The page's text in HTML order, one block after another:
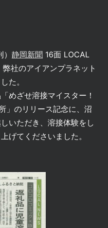
静岡新聞 16面 LOCAL
社のアイアンプラネット
た。
めざせ溶接マイスター！
」のリリース記念に、沼
いただき、溶接体験をし
げてくださいました。